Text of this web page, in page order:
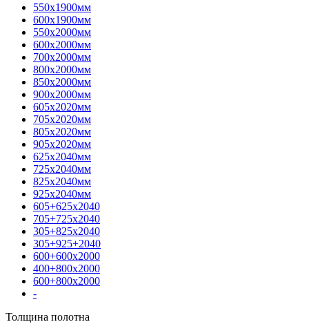
550х1900мм
600х1900мм
550х2000мм
600х2000мм
700х2000мм
800х2000мм
850х2000мм
900х2000мм
605х2020мм
705х2020мм
805х2020мм
905х2020мм
625х2040мм
725х2040мм
825х2040мм
925х2040мм
605+625х2040
705+725х2040
305+825х2040
305+925+2040
600+600х2000
400+800х2000
600+800х2000
-
Толщина полотна